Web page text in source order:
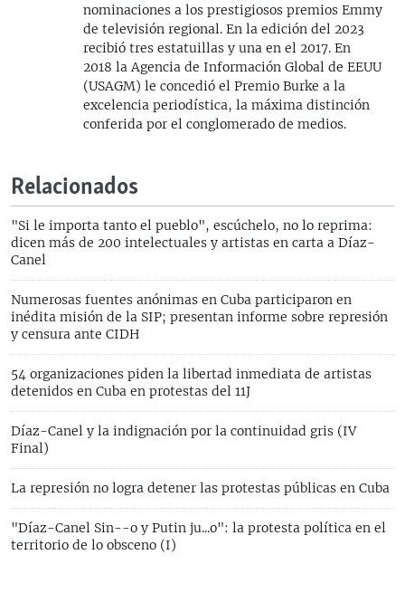
nominaciones a los prestigiosos premios Emmy
de televisión regional. En la edición del 2023
recibió tres estatuillas y una en el 2017. En
2018 la Agencia de Información Global de EEUU
(USAGM) le concedió el Premio Burke a la
excelencia periodística, la máxima distinción
conferida por el conglomerado de medios.
Relacionados
"Si le importa tanto el pueblo", escúchelo, no lo reprima:
dicen más de 200 intelectuales y artistas en carta a Díaz-
Canel
Numerosas fuentes anónimas en Cuba participaron en
inédita misión de la SIP; presentan informe sobre represión
y censura ante CIDH
54 organizaciones piden la libertad inmediata de artistas
detenidos en Cuba en protestas del 11J
Díaz-Canel y la indignación por la continuidad gris (IV
Final)
La represión no logra detener las protestas públicas en Cuba
"Díaz-Canel Sin--o y Putin ju...o": la protesta política en el
territorio de lo obsceno (I)